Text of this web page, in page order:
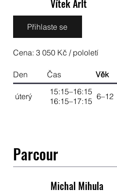
Cena: 3 050 Kč / pololetí
6–12
15:15–16:15
16:15–17:15
úterý
Věk
Čas
Den
Přihlaste se
Vítek Arlt
Michal Mihula
Parcour